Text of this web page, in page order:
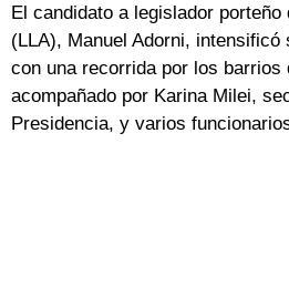
El candidato a legislador porteño
(LLA), Manuel Adorni, intensificó
con una recorrida por los barrios
acompañado por Karina Milei,
Presidencia, y varios